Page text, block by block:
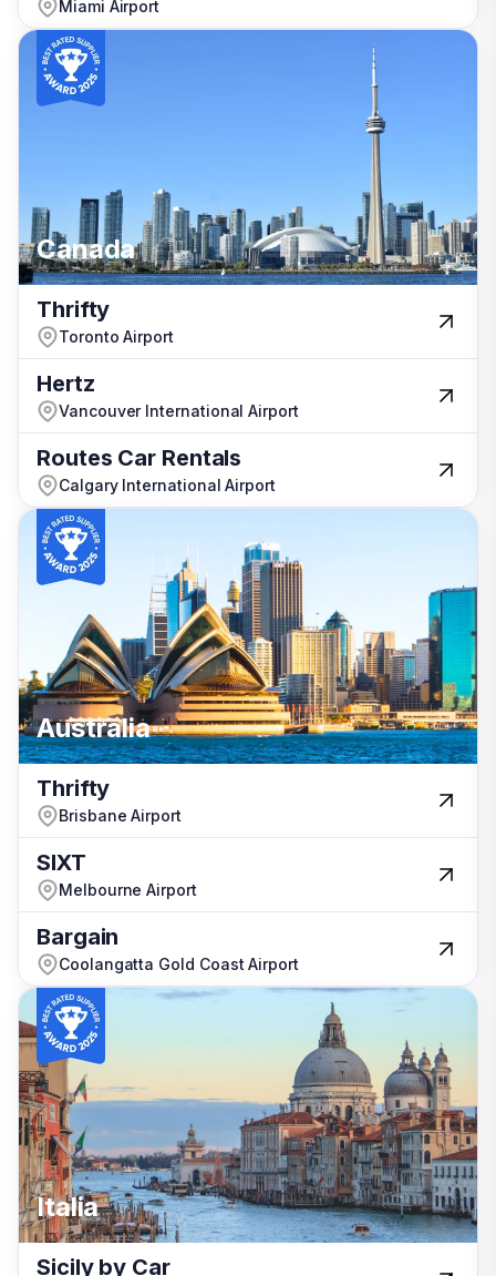
Miami Airport
Canada
Thrifty
Toronto Airport
Hertz
Vancouver International Airport
Routes Car Rentals
Calgary International Airport
Australia
Thrifty
Brisbane Airport
SIXT
Melbourne Airport
Bargain
Coolangatta Gold Coast Airport
Italia
Sicily by Car
Miami Airport
Canada
Thrifty
Toronto Airport
Hertz
Vancouver International Airport
Routes Car Rentals
Calgary International Airport
Australia
Thrifty
Brisbane Airport
SIXT
Melbourne Airport
Bargain
Coolangatta Gold Coast Airport
Italia
Sicily by Car